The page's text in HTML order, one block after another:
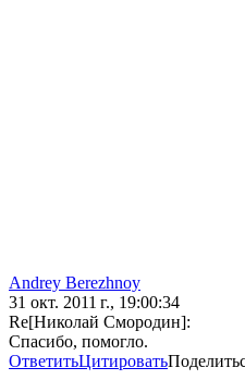
Andrey Berezhnoy
31 окт. 2011 г., 19:00:34
Re[Николай Смородин]:
Спасибо, помогло.
ОтветитьЦитировать